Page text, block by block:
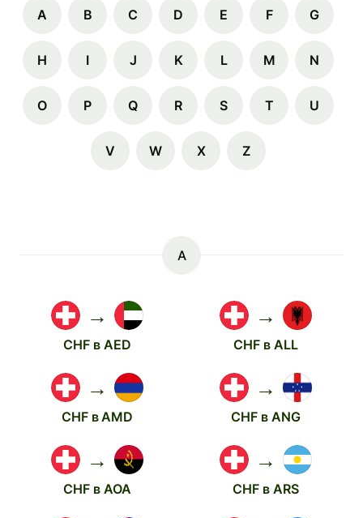
A B C D E F G
H I J K L M N
O P Q R S T U
V W X Z
A
→
CHF в AED
→
CHF в ALL
→
CHF в AMD
→
CHF в ANG
→
CHF в AOA
→
CHF в ARS